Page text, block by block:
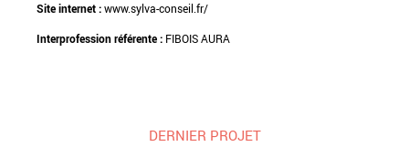
Site internet :www.sylva-conseil.fr/
Interprofession référente : FIBOIS AURA
DERNIER PROJET